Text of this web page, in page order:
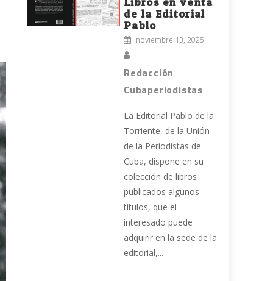
de la Editorial
Pablo
noviembre 13, 2025
Redacción
Cubaperiodistas
La Editorial Pablo de la
Torriente, de la Unión
de la Periodistas de
Cuba, dispone en su
colección de libros
publicados algunos
títulos, que el
interesado puede
adquirir en la sede de la
editorial,...